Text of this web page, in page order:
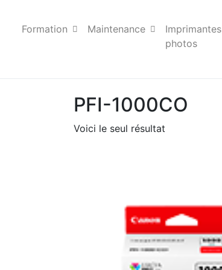
Formation Maintenance
Imprimantes
photos
PFI-1000CO
Voici le seul résultat